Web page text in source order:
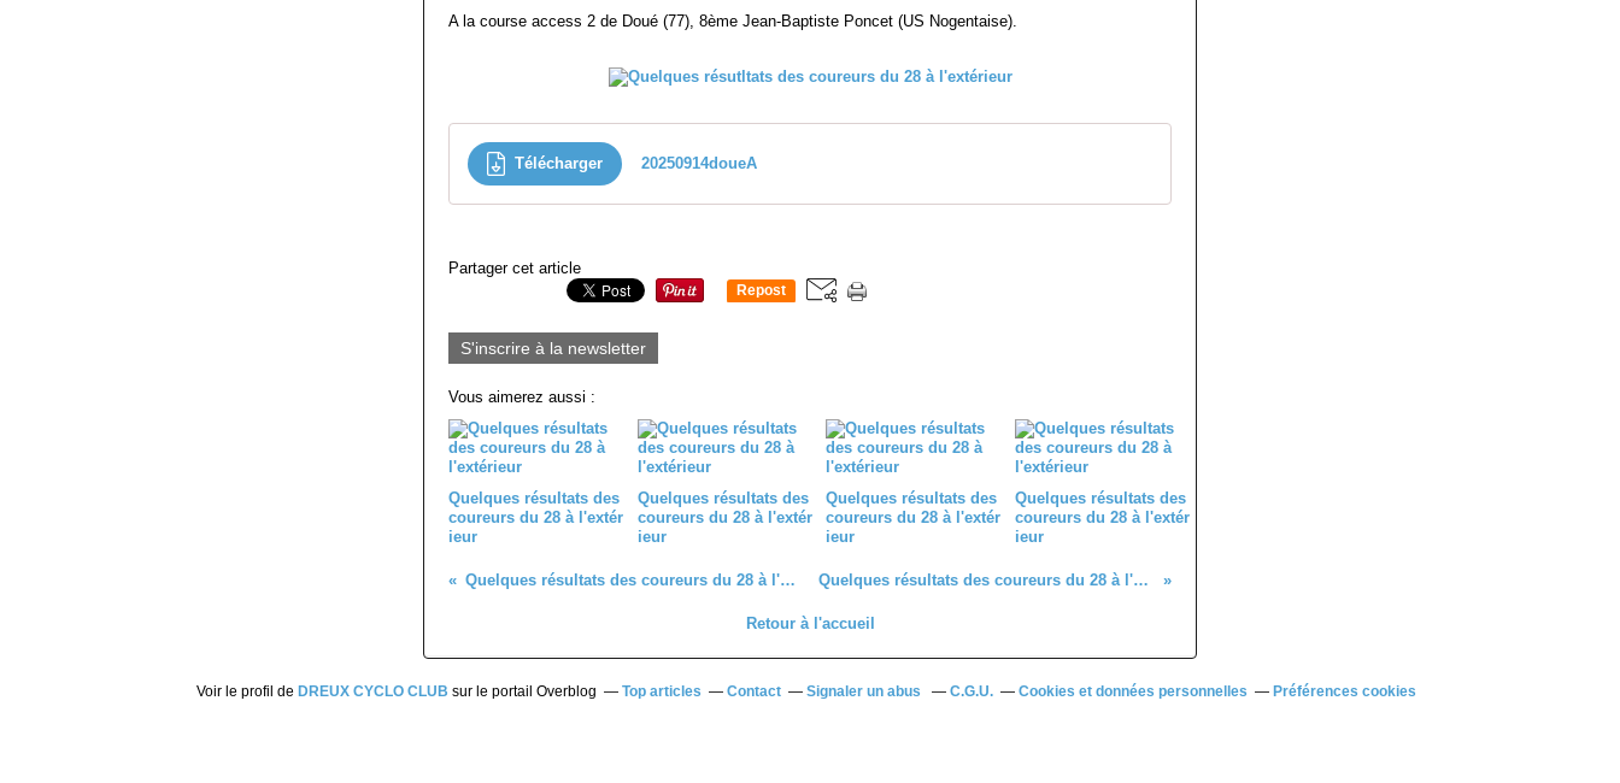
A la course access 2 de Doué (77), 8ème Jean-Baptiste Poncet (US Nogentaise).
Télécharger 20250914doueA
Partager cet article
Repost
S'inscrire à la newsletter
Vous aimerez aussi :
Quelques résultats des
coureurs du 28 à l'extér
ieur
Quelques résultats des
coureurs du 28 à l'extér
ieur
Quelques résultats des
coureurs du 28 à l'extér
ieur
Quelques résultats des
coureurs du 28 à l'extér
ieur
Quelques résultats des coureurs du 28 à l'extérieur Quelques résultats des coureurs du 28 à l'extérieur
Retour à l'accueil
Voir le profil de DREUX CYCLO CLUB sur le portail Overblog Top articles Contact Signaler un abus C.G.U. Cookies et données personnelles Préférences cookies